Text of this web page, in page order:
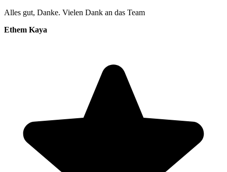
Alles gut, Danke. Vielen Dank an das Team
Ethem Kaya